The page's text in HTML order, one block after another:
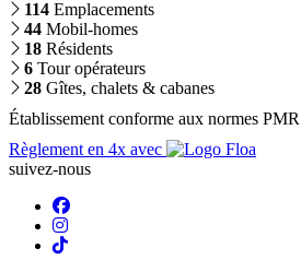
114 Emplacements
44 Mobil-homes
18 Résidents
6 Tour opérateurs
28 Gîtes, chalets & cabanes
Établissement conforme aux normes PMR
Règlement en 4x avec
suivez-nous